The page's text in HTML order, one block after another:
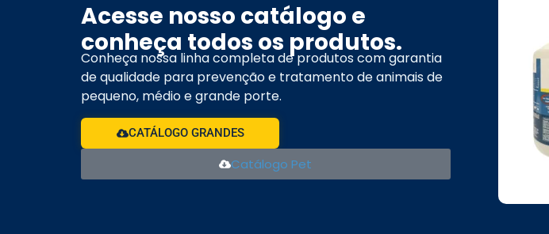
Acesse nosso catálogo e
conheça todos os produtos.
Conheça nossa linha completa de produtos com garantia
de qualidade para prevenção e tratamento de animais de
pequeno, médio e grande porte.
CATÁLOGO GRANDES
Catálogo Pet